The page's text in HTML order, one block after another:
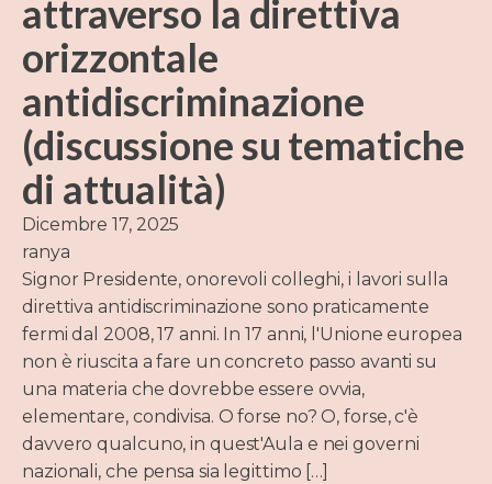
attraverso la direttiva
orizzontale
antidiscriminazione
(discussione su tematiche
di attualità)
Dicembre 17, 2025
ranya
Signor Presidente, onorevoli colleghi, i lavori sulla
direttiva antidiscriminazione sono praticamente
fermi dal 2008, 17 anni. In 17 anni, l'Unione europea
non è riuscita a fare un concreto passo avanti su
una materia che dovrebbe essere ovvia,
elementare, condivisa. O forse no? O, forse, c'è
davvero qualcuno, in quest'Aula e nei governi
nazionali, che pensa sia legittimo […]